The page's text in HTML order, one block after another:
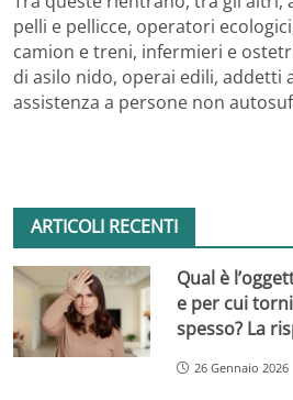
pelli e pellicce, operatori
camion e treni, infermieri e
di asilo nido, operai edili, addetti
assistenza a persone non
ARTICOLI RECENTI
Qual è
e per cui
spesso? La
26 Gennaio 2026